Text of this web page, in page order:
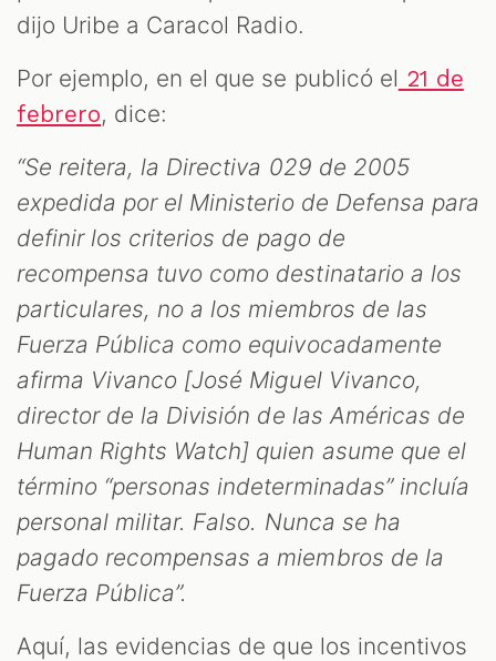
dijo Uribe a Caracol Radio.
Por ejemplo, en el que se publicó el 21 de
febrero, dice:
“Se reitera, la Directiva 029 de 2005
expedida por el Ministerio de Defensa para
definir los criterios de pago de
recompensa tuvo como destinatario a los
particulares, no a los miembros de las
Fuerza Pública como equivocadamente
afirma Vivanco [José Miguel Vivanco,
director de la División de las Américas de
Human Rights Watch] quien asume que el
término “personas indeterminadas” incluía
personal militar. Falso. Nunca se ha
pagado recompensas a miembros de la
Fuerza Pública”.
Aquí, las evidencias de que los incentivos